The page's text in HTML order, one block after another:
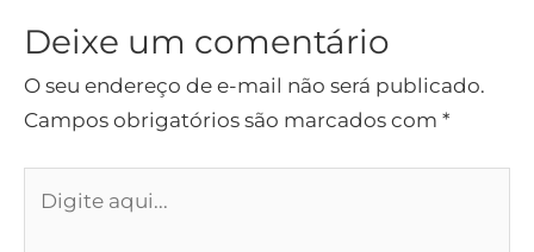
Deixe um comentário
O seu endereço de e-mail não será publicado.
Campos obrigatórios são marcados com *
aqui...